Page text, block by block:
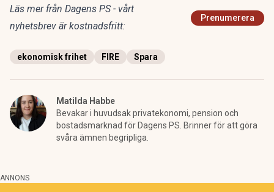
Läs mer från Dagens PS - vårt
nyhetsbrev är kostnadsfritt:
Prenumerera
ekonomisk frihet FIRE Spara
Matilda Habbe
Bevakar i huvudsak privatekonomi, pension och
bostadsmarknad för Dagens PS. Brinner för att göra
svåra ämnen begripliga.
ANNONS